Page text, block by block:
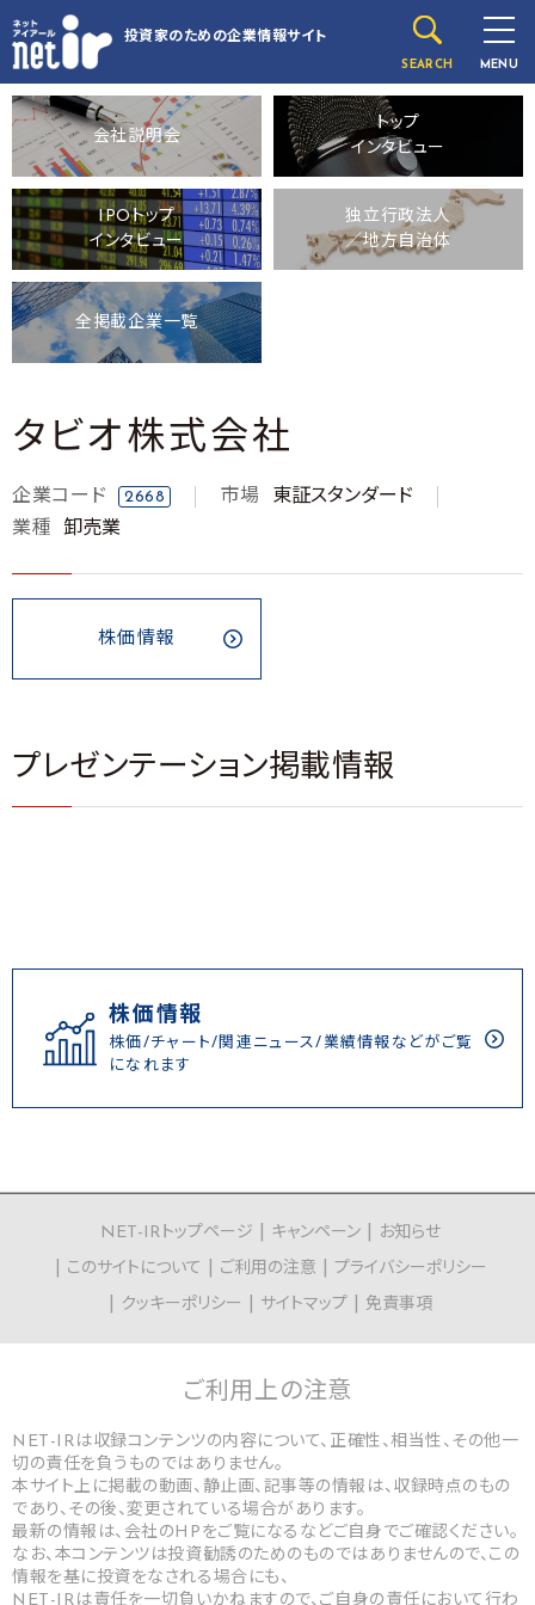
投資家のための企業情報サイト
SEARCH MENU
会社説明会
トップ
インタビュー
IPOトップ
インタビュー
独立行政法人
／地方自治体
全掲載企業一覧
タビオ株式会社
企業コード 2668 市場
東証スタンダード
業種
卸売業
株価情報
プレゼンテーション掲載情報
株価情報
株価/チャート/関連ニュース/業績情報などがご覧
になれます
NET-IRトップページ キャンペーン
お知らせ
このサイトについて
ご利用の注意
プライバシーポリシー
クッキーポリシー
サイトマップ 免責事項
ご利用上の注意
NET-IRは収録コンテンツの内容について、正確性、相当性、その他一
切の責任を負うものではありません。
本サイト上に掲載の動画、静止画、記事等の情報は、収録時点のもの
であり、その後、変更されている場合があります。
最新の情報は、会社のHPをご覧になるなどご自身でご確認ください。
なお、本コンテンツは投資勧誘のためのものではありませんので、この
情報を基に投資をなされる場合にも、
NET-IRは責任を一切負いかねますので、ご自身の責任において行わ